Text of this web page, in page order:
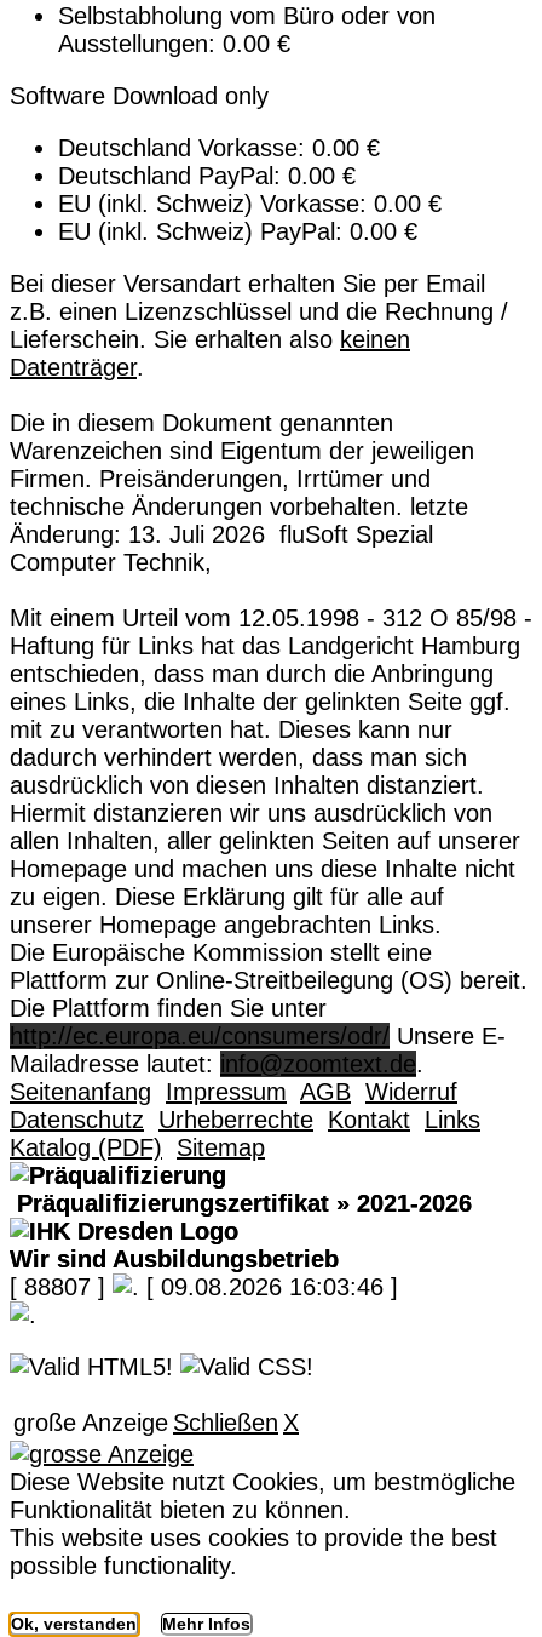
Selbstabholung vom Büro oder von
Ausstellungen: 0.00 €
Software Download only
Deutschland Vorkasse: 0.00 €
Deutschland PayPal: 0.00 €
EU (inkl. Schweiz) Vorkasse: 0.00 €
EU (inkl. Schweiz) PayPal: 0.00 €
Bei dieser Versandart erhalten Sie per Email
z.B. einen Lizenzschlüssel und die Rechnung /
Lieferschein. Sie erhalten also keinen
Datenträger.
Die in diesem Dokument genannten
Warenzeichen sind Eigentum der jeweiligen
Firmen. Preisänderungen, Irrtümer und
technische Änderungen vorbehalten. letzte
Änderung: 13. Juli 2026 fluSoft Spezial
Computer Technik,
Mit einem Urteil vom 12.05.1998 - 312 O 85/98 -
Haftung für Links hat das Landgericht Hamburg
entschieden, dass man durch die Anbringung
eines Links, die Inhalte der gelinkten Seite ggf.
mit zu verantworten hat. Dieses kann nur
dadurch verhindert werden, dass man sich
ausdrücklich von diesen Inhalten distanziert.
Hiermit distanzieren wir uns ausdrücklich von
allen Inhalten, aller gelinkten Seiten auf unserer
Homepage und machen uns diese Inhalte nicht
zu eigen. Diese Erklärung gilt für alle auf
unserer Homepage angebrachten Links.
Die Europäische Kommission stellt eine
Plattform zur Online-Streitbeilegung (OS) bereit.
Die Plattform finden Sie unter
http://ec.europa.eu/consumers/odr/ Unsere E-
Mailadresse lautet: info@zoomtext.de.
Seitenanfang
Impressum AGB Widerruf
Datenschutz
Urheberrechte Kontakt Links
Katalog (PDF)
Sitemap
Präqualifizierungszertifikat » 2021-2026
Wir sind Ausbildungsbetrieb
[ 88807 ]
[ 09.08.2026 16:03:46 ]
große Anzeige Schließen X
Diese Website nutzt Cookies, um bestmögliche
Funktionalität bieten zu können.
This website uses cookies to provide the best
possible functionality.
Ok, verstanden Mehr Infos